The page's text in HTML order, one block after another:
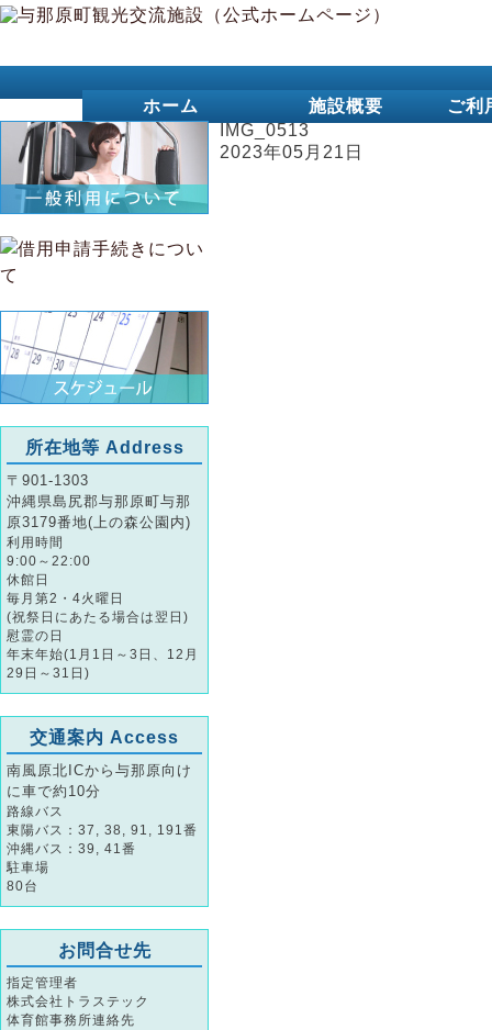
ホーム 施設概要
ご利
IMG_0513
2023年05月21日
所在地等 Address
〒901-1303
沖縄県島尻郡与那原町与那
原3179番地(上の森公園内)
利用時間
9:00～22:00
休館日
毎月第2・4火曜日
(祝祭日にあたる場合は翌日)
慰霊の日
年末年始(1月1日～3日、12月
29日～31日)
交通案内 Access
南風原北ICから与那原向け
に車で約10分
路線バス
東陽バス：37, 38, 91, 191番
沖縄バス：39, 41番
駐車場
80台
お問合せ先
指定管理者
株式会社トラステック
体育館事務所連絡先